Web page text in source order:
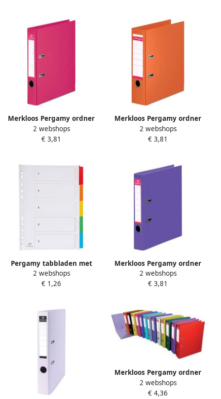
Merkloos Pergamy ordner
voor ft A4 volledig uit PP
rug van 5 cm roze
2 webshops
€ 3,81
Merkloos Pergamy ordner
voor ft A4 volledig uit PP
rug van 8 cm oranje
2 webshops
€ 3,81
Pergamy tabbladen met
indexblad ft A4 11-
gaatsperforatie
2 webshops
€ 1,26
Merkloos Pergamy ordner
voor ft A4 volledig uit PP
rug van 5 cm paars
2 webshops
€ 3,81
Merkloos Pergamy ordner
voor ft A4 volledig uit PP
rug van 5 cm geassorteerde
2 webshops
€ 4,36